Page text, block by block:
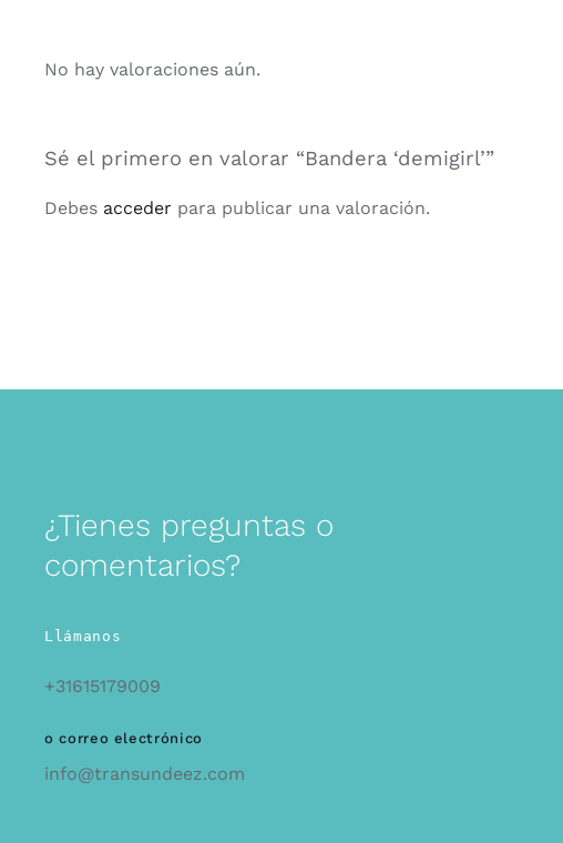
No hay valoraciones aún.
Sé el primero en valorar “Bandera ‘demigirl’”
Debes acceder para publicar una valoración.
¿Tienes preguntas o
comentarios?
Llámanos
+31615179009
o correo electrónico
info@transundeez.com